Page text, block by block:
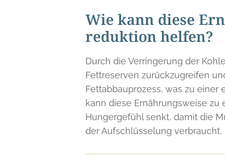
Wie kann diese
reduktion helfen?
Durch die Verringerung der
Fettreserven zurückzugreifen
Fettabbauprozess, was zu
kann diese Ernährungsweise
Hungergefühl senkt, damit die
der Aufschlüsselung verbraucht.